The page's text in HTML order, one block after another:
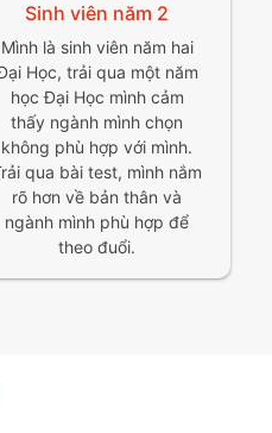
Sinh viên năm 2
Mình là sinh viên năm hai
Học, trải qua một năm
học Đại Học mình cảm
thấy ngành mình chọn
không phù hợp với mình.
qua bài test, mình nắm
rõ hơn về bản thân và
ngành mình phù hợp để
theo đuổi.